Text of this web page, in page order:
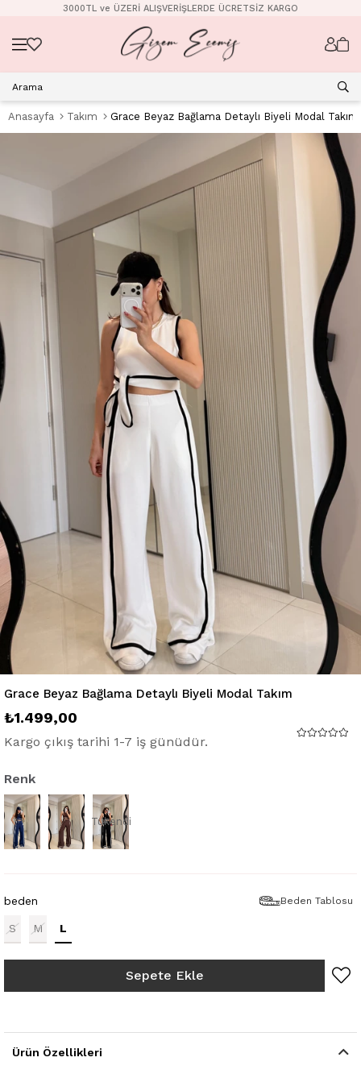
3000TL ve ÜZERİ ALIŞVERİŞLERDE ÜCRETSİZ KARGO
Anasayfa Takım Grace Beyaz Bağlama Detaylı Biyeli Modal Takım
Grace Beyaz Bağlama Detaylı Biyeli Modal Takım
₺1.499,00
Kargo çıkış tarihi 1-7 iş günüdür.
Renk
Tükendi
beden
S M L
Beden Tablosu
Ürün Özellikleri